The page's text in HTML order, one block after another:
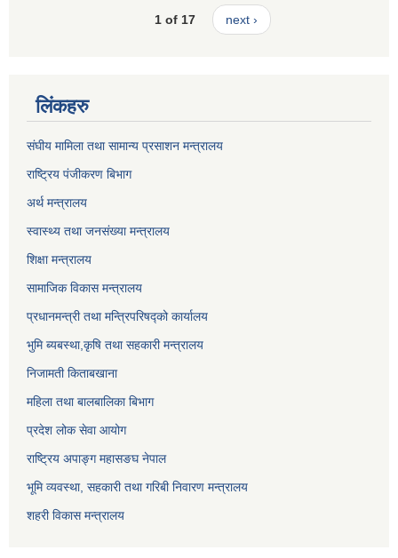
1 of 17 next ›
लिंकहरु
संघीय मामिला तथा सामान्य प्रसाशन मन्त्रालय
राष्ट्रिय पंजीकरण बिभाग
अर्थ मन्त्रालय
स्वास्थ्य तथा जनसंख्या मन्त्रालय
शिक्षा मन्त्रालय
सामाजिक विकास मन्त्रालय
प्रधानमन्त्री तथा मन्त्रिपरिषद्को कार्यालय
भुमि ब्यबस्था,कृषि तथा सहकारी मन्त्रालय
निजामती किताबखाना
महिला तथा बालबालिका बिभाग
प्रदेश लोक सेवा आयोग
राष्ट्रिय अपाङ्ग महासङघ नेपाल
भूमि व्यवस्था, सहकारी तथा गरिबी निवारण मन्त्रालय
शहरी विकास मन्त्रालय